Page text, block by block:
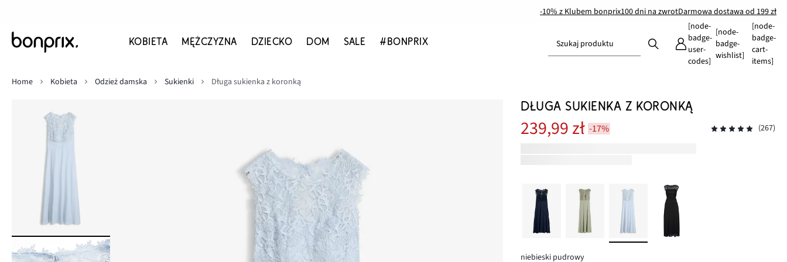
-10% z Klubem bonprix100 dni na zwrotDarmowa dostawa od 199 zł
KOBIETA MĘŻCZYZNA DZIECKO DOM SALE #BONPRIX Szukaj produktu
[node-
badge-
user-
codes]
[node-
badge-
wishlist]
[node-
badge-
cart-
items]
Home
Kobieta Odzież damska Sukienki Długa sukienka z koronką
DŁUGA SUKIENKA Z KORONKĄ
239,99 zł -17% (267)
niebieski pudrowy